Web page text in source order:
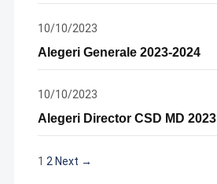
10/10/2023
Alegeri Generale 2023-2024
10/10/2023
Alegeri Director CSD MD 2023
1 2 Next →